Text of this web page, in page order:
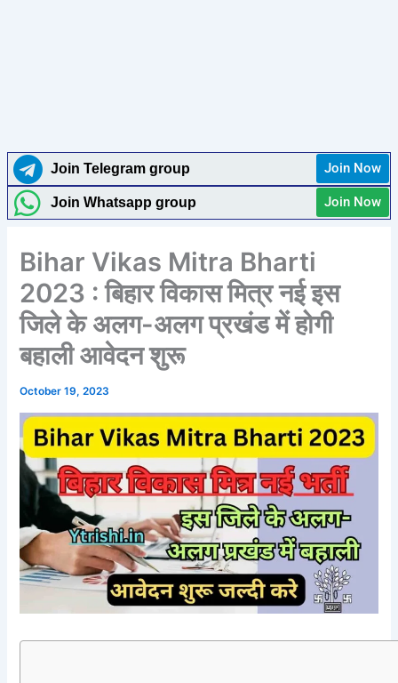
Join Telegram group Join Now
Join Whatsapp group Join Now
Bihar Vikas Mitra Bharti
2023 : बिहार विकास मित्र नई इस
जिले के अलग-अलग प्रखंड में होगी
बहाली आवेदन शुरू
October 19, 2023